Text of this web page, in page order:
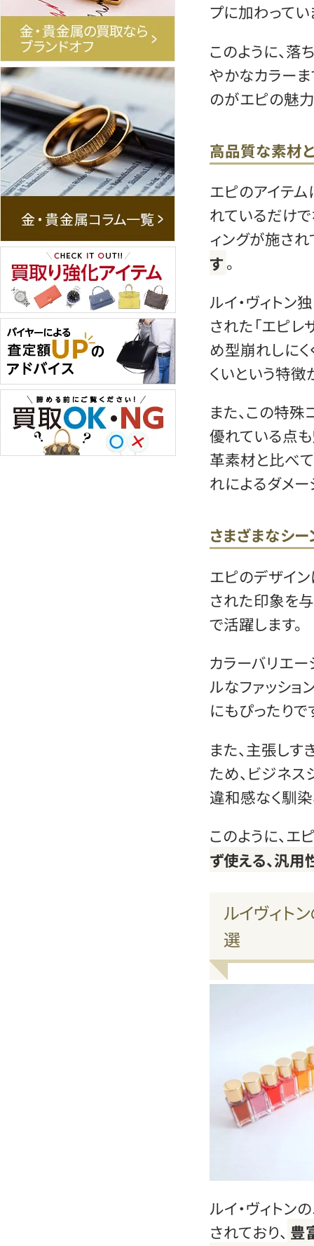
プに加わってい
このように、
やかなカラーま
のがエピの魅力
高品質な素材
エピのアイテ
れているだけ
ィングが施され
す。
ルイ・ヴィト
された「エピレ
め型崩れしに
くいという特徴
また、この特
優れている点
革素材と比べ
れによるダメー
さまざまなシ
エピのデザイ
された印象を
で活躍します。
カラーバリエー
ルなファッシ
にもぴったりで
また、主張し
ため、ビジネ
違和感なく馴染
このように、エ
ず使える、汎
ルイヴィト
選
ルイ・ヴィトン
されており、 豊